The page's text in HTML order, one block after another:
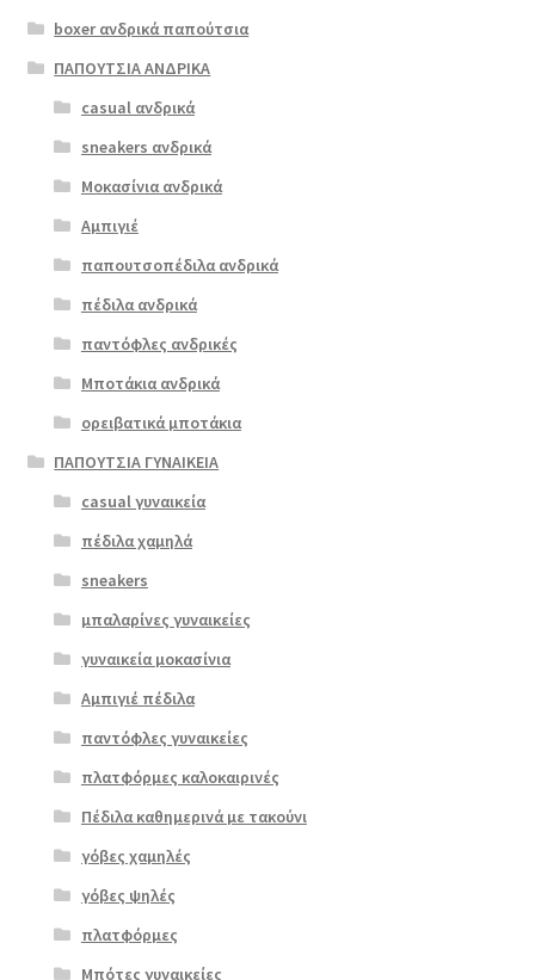
Ragazza
0362 ταμπά
€85.00
Επιλο
προϊόν
έχει
πολλαπλές
επιλογές
μπορούν
επιλεγούν
στη
σελίδα
προϊόντος
boxer ανδρικά παπούτσια
ΠΑΠΟΥΤΣΙΑ ΑΝΔΡΙΚΑ
casual ανδρικά
sneakers ανδρικά
Μοκασίνια ανδρικά
Αμπιγιέ
παπουτσοπέδιλα ανδρικά
πέδιλα ανδρικά
παντόφλες ανδρικές
Μποτάκια ανδρικά
ορειβατικά μποτάκια
ΠΑΠΟΥΤΣΙΑ ΓΥΝΑΙΚΕΙΑ
casual γυναικεία
πέδιλα χαμηλά
sneakers
μπαλαρίνες γυναικείες
γυναικεία μοκασίνια
Αμπιγιέ πέδιλα
παντόφλες γυναικείες
πλατφόρμες καλοκαιρινές
Πέδιλα καθημερινά με τακούνι
γόβες χαμηλές
γόβες ψηλές
πλατφόρμες
Μπότες γυναικείες